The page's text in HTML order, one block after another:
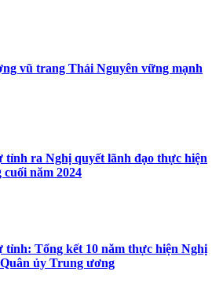
vũ trang Thái Nguyên vững mạnh
tỉnh ra Nghị quyết lãnh đạo thực hiện
năm 2024
tỉnh: Tổng kết 10 năm thực hiện Nghị
ủy Trung ương